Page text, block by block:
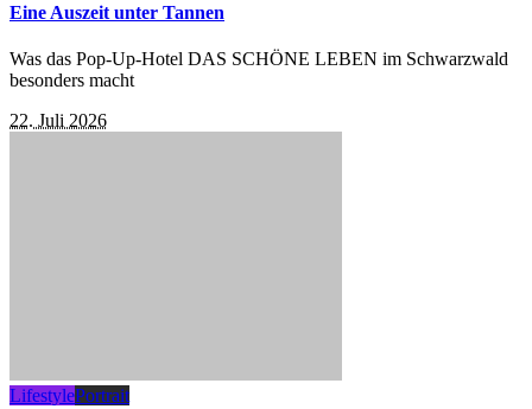
Eine Auszeit unter Tannen
Was das Pop-Up-Hotel DAS SCHÖNE LEBEN im Schwarzwald
besonders macht
22. Juli 2026
LifestylePortrait